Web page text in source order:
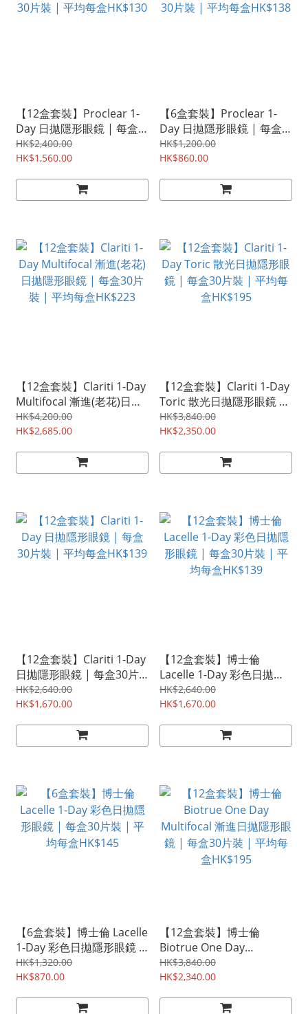
【12盒套裝】Proclear 1-
Day 日拋隱形眼鏡 | 每盒
30片裝 | 平均每盒HK$130
HK$2,400.00
HK$1,560.00
【6盒套裝】Proclear 1-
Day 日拋隱形眼鏡 | 每盒
30片裝 | 平均每盒HK$138
HK$1,200.00
HK$860.00
【12盒套裝】Clariti 1-Day
Multifocal 漸進(老花)日拋
隱形眼鏡 | 每盒30片裝 |
平均每盒HK$223
HK$4,200.00
HK$2,685.00
【12盒套裝】Clariti 1-Day
Toric 散光日拋隱形眼鏡 |
每盒30片裝 | 平均每盒
HK$195
HK$3,840.00
HK$2,350.00
【12盒套裝】Clariti 1-Day
日拋隱形眼鏡 | 每盒30片
裝 | 平均每盒HK$139
HK$2,640.00
HK$1,670.00
【12盒套裝】博士倫
Lacelle 1-Day 彩色日拋隱
形眼鏡 | 每盒30片裝 | 平
均每盒HK$139
HK$2,640.00
HK$1,670.00
【6盒套裝】博士倫 Lacelle
1-Day 彩色日拋隱形眼鏡 |
每盒30片裝 | 平均每盒
HK$145
HK$1,320.00
HK$870.00
【12盒套裝】博士倫
Biotrue One Day
Multifocal 漸進日拋隱形眼
鏡 | 每盒30片裝 | 平均每
HK$3,840.00
HK$2,340.00